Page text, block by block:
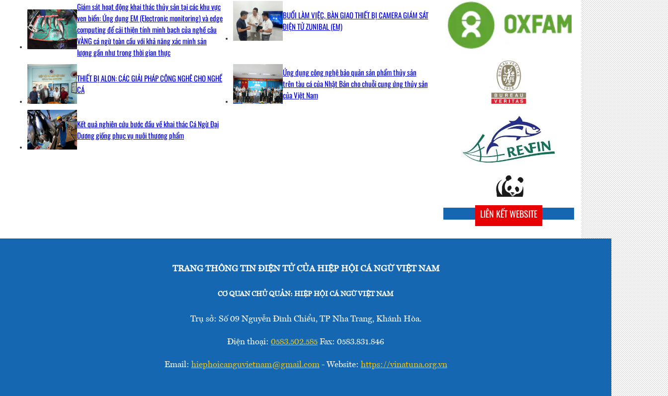
Giám sát hoạt động khai thác thủy sản tại các khu vực
ven biển: Ứng dụng EM (Electronic monitoring) và edge
computing để cải thiện tính minh bạch của nghề câu
VÀNG cá ngừ toàn cầu với khả năng xác minh sản
lượng gần như trong thời gian thực
BUỔI LÀM VIỆC, BÀN GIAO THIẾT BỊ CAMERA GIÁM SÁT
ĐIỆN TỬ ZUNIBAL (EM)
THIẾT BỊ ALON: CÁC GIẢI PHÁP CÔNG NGHỆ CHO NGHỀ
CÁ
Ứng dụng công nghệ bảo quản sản phẩm thủy sản
trên tàu cá của Nhật Bản cho chuỗi cung ứng thủy sản
của Việt Nam
Kết quả nghiên cứu bước đầu về khai thác Cá Ngừ Đại
Dương giống phục vụ nuôi thương phẩm
LIÊN KẾT WEBSITE
TRANG THÔNG TIN ĐIỆN TỬ CỦA HIỆP HỘI CÁ NGỪ VIỆT NAM
CƠ QUAN CHỦ QUẢN: HIỆP HỘI CÁ NGỪ VIỆT NAM
Trụ sở: Số 09 Nguyễn Đình Chiểu, TP Nha Trang, Khánh Hòa.
Điện thoại: 0583.502.585 Fax: 0583.831.846
Email: hiephoicanguvietnam@gmail.com- Website: https://vinatuna.org.vn